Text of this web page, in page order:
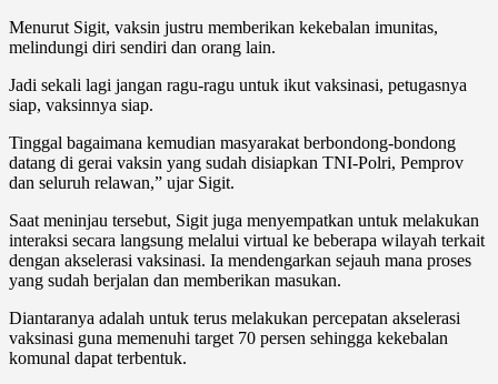
Menurut Sigit, vaksin justru memberikan kekebalan imunitas,
melindungi diri sendiri dan orang lain.
Jadi sekali lagi jangan ragu-ragu untuk ikut vaksinasi, petugasnya
siap, vaksinnya siap.
Tinggal bagaimana kemudian masyarakat berbondong-bondong
datang di gerai vaksin yang sudah disiapkan TNI-Polri, Pemprov
dan seluruh relawan,” ujar Sigit.
Saat meninjau tersebut, Sigit juga menyempatkan untuk melakukan
interaksi secara langsung melalui virtual ke beberapa wilayah terkait
dengan akselerasi vaksinasi. Ia mendengarkan sejauh mana proses
yang sudah berjalan dan memberikan masukan.
Diantaranya adalah untuk terus melakukan percepatan akselerasi
vaksinasi guna memenuhi target 70 persen sehingga kekebalan
komunal dapat terbentuk.